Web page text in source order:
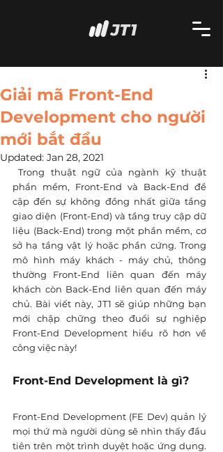
Giải mã Front-End
Development cho người
mới bắt đầu
Updated: Jan 28, 2021
Trong thuật ngữ của ngành kỹ thuật
phần mềm, Front-End và Back-End đề
cập đến sự không đồng nhất giữa tầng
giao diện (Front-End) và tầng truy cập dữ
liệu (Back-End) trong một phần mềm, cơ
sở hạ tầng vật lý hoặc phần cứng. Trong
mô hình máy khách - máy chủ, thông
thường Front-End liên quan đến máy
khách còn Back-End liên quan đến máy
chủ. Bài viết này, JT1 sẽ giúp những bạn
mới chập chững theo đuổi sự nghiệp
Front-End Development hiểu rõ hơn về
công việc này!
Front-End Development là gì?
Front-End Development (FE Dev) quản lý
mọi thứ mà người dùng sẽ nhìn thấy đầu
tiên trên một trình duyệt hoặc ứng dụng.